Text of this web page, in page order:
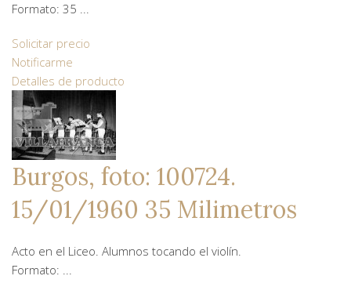
Formato: 35 ...
Solicitar precio
Notificarme
Detalles de producto
Burgos, foto: 100724.
15/01/1960 35 Milimetros
Acto en el Liceo. Alumnos tocando el violín.
Formato: ...